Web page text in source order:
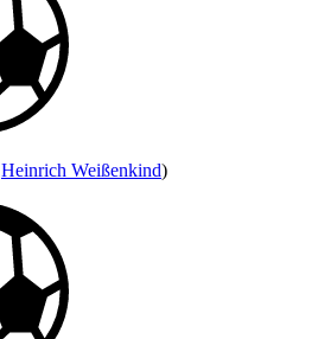
Heinrich Weißenkind)